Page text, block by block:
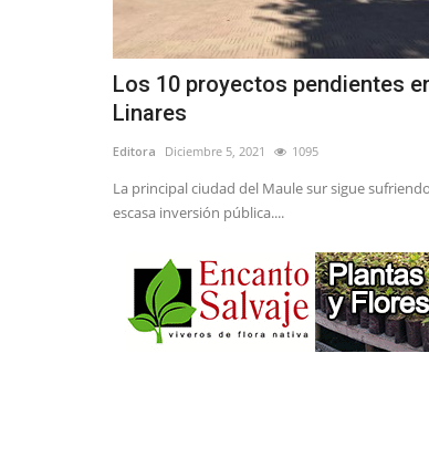
Los 10 proyectos pendientes
Linares
Editora Diciembre 5, 2021 1095
La principal ciudad del Maule sur sigue
escasa inversión pública....